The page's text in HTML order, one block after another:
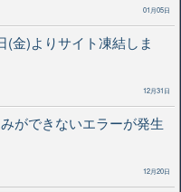
01月05日
(金)よりサイト凍結しま
12月31日
ができないエラーが発生
12月20日